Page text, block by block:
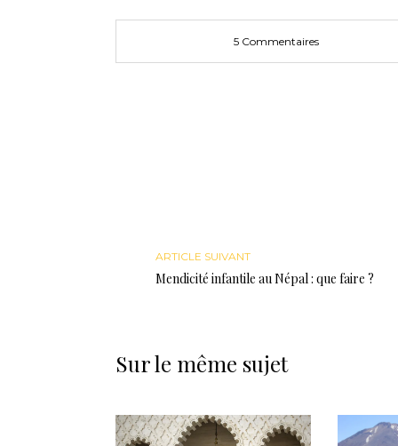
5 Commentaires
ARTICLE SUIVANT
Mendicité infantile au Népal : que faire ?
Sur le même sujet